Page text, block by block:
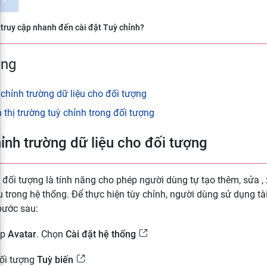
cập nhanh đến cài đặt Tuỳ chỉnh?
trường dữ liệu cho đối tượng
thị trường tuỳ chỉnh trong đối tượng
trường dữ liệu cho đối tượng
đối tượng là tính năng cho phép người dùng tự tạo thêm, sửa
trong hệ thống. Để thực hiện tùy chỉnh, người dùng sử dụng
sau:
Avatar. Chọn Cài đặt hệ thống
tượng Tuỳ biến